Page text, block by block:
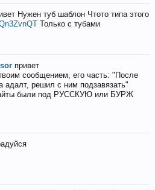
Нужен туб шаблон Чтото типа этого
Только с тубами
привет
сообщением, его часть: "После
адалт, решил с ним подзавязать"
были под РУССКУЮ или БУРЖ